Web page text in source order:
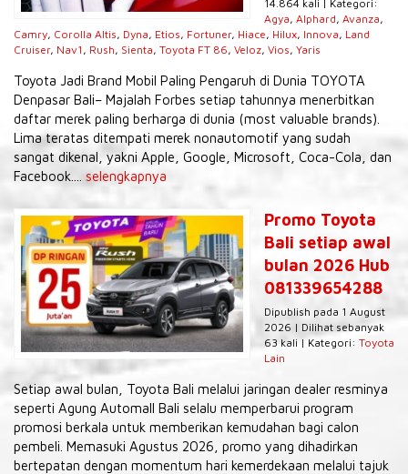
14.864 kali | Kategori:
Agya, Alphard, Avanza,
Camry, Corolla Altis, Dyna, Etios, Fortuner, Hiace, Hilux, Innova, Land
Cruiser, Nav1 , Rush, Sienta, Toyota FT 86, Veloz, Vios, Yaris
Toyota Jadi Brand Mobil Paling Pengaruh di Dunia TOYOTA
Denpasar Bali– Majalah Forbes setiap tahunnya menerbitkan
daftar merek paling berharga di dunia (most valuable brands).
Lima teratas ditempati merek nonautomotif yang sudah
sangat dikenal, yakni Apple, Google, Microsoft, Coca-Cola, dan
Facebook.... selengkapnya
Promo Toyota
Bali setiap awal
bulan 2026 Hub
081339654288
Dipublish pada 1 August
2026 | Dilihat sebanyak
63 kali | Kategori: Toyota
Lain
Setiap awal bulan, Toyota Bali melalui jaringan dealer resminya
seperti Agung Automall Bali selalu memperbarui program
promosi berkala untuk memberikan kemudahan bagi calon
pembeli. Memasuki Agustus 2026, promo yang dihadirkan
bertepatan dengan momentum hari kemerdekaan melalui tajuk